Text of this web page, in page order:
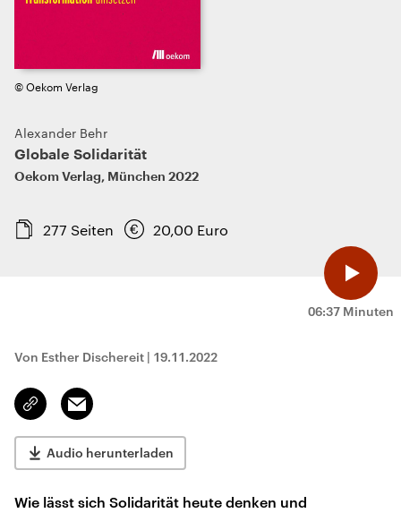
06:37 Minuten
© Oekom Verlag
Alexander Behr
Globale Solidarität
Oekom Verlag, München 2022
277 Seiten 20,00 Euro
Von Esther Dischereit | 19.11.2022
Link
kopieren/teilen
Email
Audio herunterladen
Wie lässt sich Solidarität heute denken und